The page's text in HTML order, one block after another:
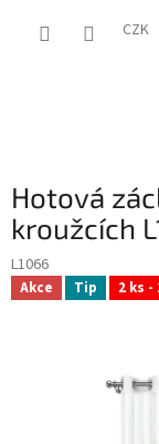
CZK
Hotová
kroužcích
L1066
Akce Tip 2 ks -